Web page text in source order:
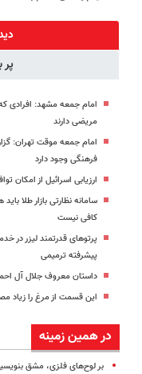
کننده خانگی
پر
امام جمعه مشهد: افرادی
مریضی دارند
امام جمعه موقت تهران:
فرهنگی وجود دارد
ارزیابی اسرائیل از امکان
سامانه نظارتی بازار طلا
کافی نیست
پرتوهای قدرتمند لیزر در
پیشرفته ترمیمی
داستان معروف جلال آل
این قسمت از مرغ را زیاد
در همین زمینه
بر لوح‌های فلزی، مشق